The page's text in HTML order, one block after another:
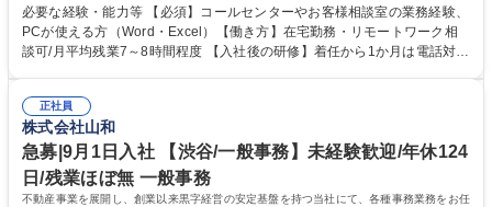
様相談室でのお仕事です。 日々お客様からいただくキリングループへのご
意見を、企業活動に活かしています。お客様からの声に迅速かつ誠意をも
って対応、情報提供するとともにグループ内活動に反映しています。 【具
平均100件前後■メール・手紙：同上40件前後 募集職種 中野本社【お客様
相談室】お客様のお声をもとにより良い商品づくりへ貢献
必要な経験・能力等 【必須】コールセンターやお客様相談室の業務経験、
PCが使える方（Word・Excel）【働き方】在宅勤務・リモートワーク相
談可/月平均残業7～8時間程度 【入社後の研修】着任から1か月は電話対応
すのでご安心ください。 【当社について】キリングループの広報機能を担
う会社として、お客様との出会いを大切にし、磨き上げたホスピタリティ
を込めてコミュニケーションをとりながら広報関連業務を行っておりま
す。 学歴・資格 学歴：大学院 大学 高専 短大 専修学校 高校 語学力： 資
格：
正社員
株式会社山和
急募|9月1日入社 【渋谷/一般事務】未経験歓迎/年休124
日/残業ほぼ無 一般事務
不動産事業を展開し、創業以来黒字経営の安定基盤を持つ当社にて、各種事務業務をお任